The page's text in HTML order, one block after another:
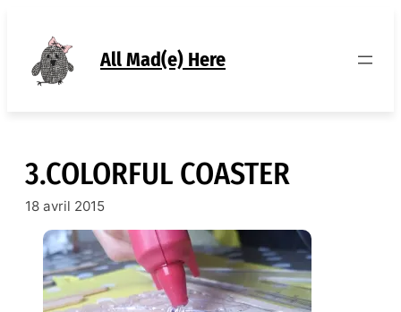
contenu
All Mad(e) Here
3.COLORFUL COASTER
18 avril 2015